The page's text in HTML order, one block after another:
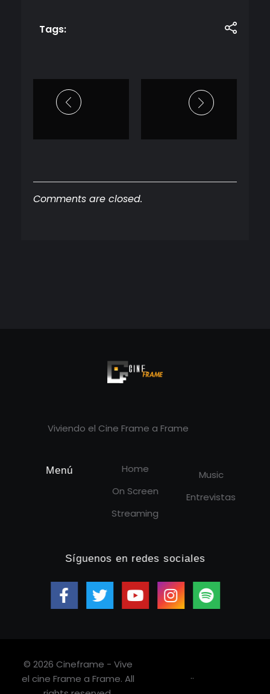
Tags:
Comments are closed.
Viviendo el Cine Frame a Frame
Menú
Home
On Screen
Streaming
Music
Entrevistas
Síguenos en redes sociales
© 2026 Cineframe - Vive
el cine Frame a Frame. All
..